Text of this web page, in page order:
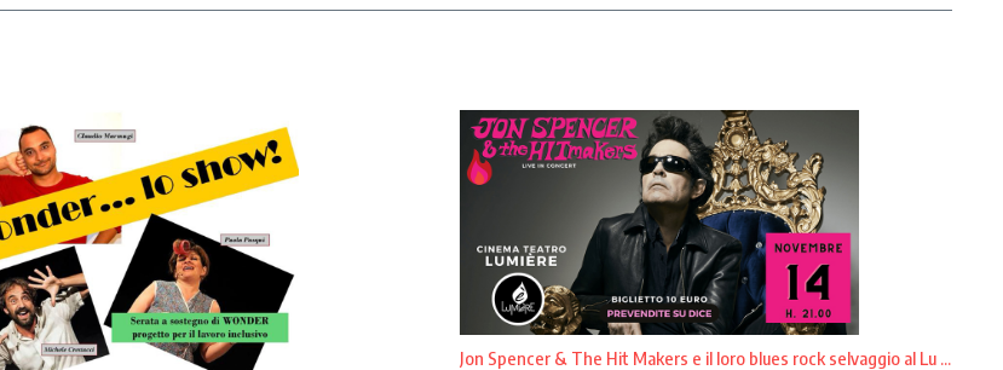
Jon Spencer & The Hit Makers e il loro blues rock selvaggio al Lu ...